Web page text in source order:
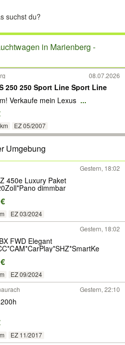
in Marienberg -
08.07.2026
250 250 Sport Line Sport Line
Verkaufe mein Lexus ...
EZ 05/2007
Umgebung
Gestern, 18:02
450e Luxury Paket
dimmbar
EZ 03/2024
Gestern, 18:02
FWD Elegant
EZ 09/2024
Gestern, 22:10
EZ 11/2017